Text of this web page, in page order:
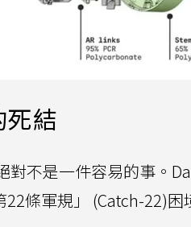
結
對不是一件容易的事。
條軍規」 (Catch-22)困